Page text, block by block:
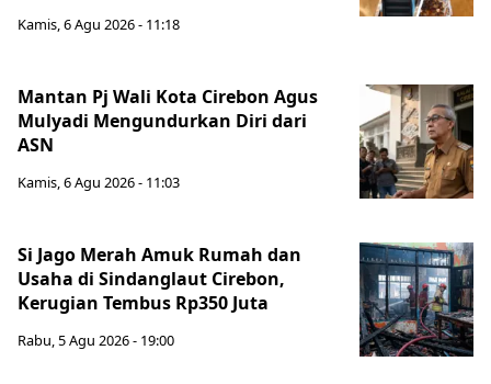
Kamis, 6 Agu 2026 - 11:18
Mantan Pj Wali Kota Cirebon Agus
Mulyadi Mengundurkan Diri dari
ASN
Kamis, 6 Agu 2026 - 11:03
Si Jago Merah Amuk Rumah dan
Usaha di Sindanglaut Cirebon,
Kerugian Tembus Rp350 Juta
Rabu, 5 Agu 2026 - 19:00